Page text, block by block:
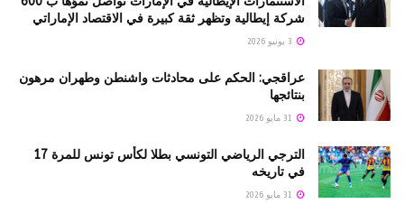
شركة إيطالية وتظهر ثقة كبيرة في الاقتصاد الإماراتي
عراقجي: الحكم على محادثات واشنطن وطهران مرهون
بنتائجها
الترجي الرياضي التونسي بطلا لكأس تونس للمرة 17
في تاريخه